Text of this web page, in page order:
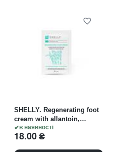
в наявності
SHELLY. Regenerating foot
cream with allantoin,
bamboo extract and shea
butter, 4 ml. Регенеруючий
18.00₴